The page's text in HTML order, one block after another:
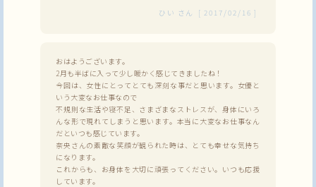
ひい さん [ 2017/02/16 ]
おはようございます。
2月も半ばに入って少し暖かく感じてきましたね！
今回は、女性にとってとても深刻な事だと思います。女優と
いう大変なお仕事なので
不規則な生活や寝不足、さまざまなストレスが、身体にいろ
んな形で現れてしまうと思います。本当に大変なお仕事なん
だといつも感じています。
奈央さんの素敵な笑顔が観られた時は、とても幸せな気持ち
になります。
これからも、お身体を大切に頑張ってください。いつも応援
しています。